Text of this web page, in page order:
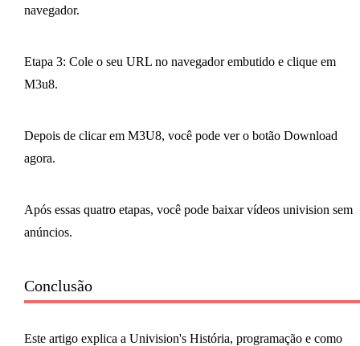
navegador.
Etapa 3: Cole o seu URL no navegador embutido e clique em
M3u8.
Depois de clicar em M3U8, você pode ver o botão Download
agora.
Após essas quatro etapas, você pode baixar vídeos univision sem
anúncios.
Conclusão
Este artigo explica a Univision's História, programação e como